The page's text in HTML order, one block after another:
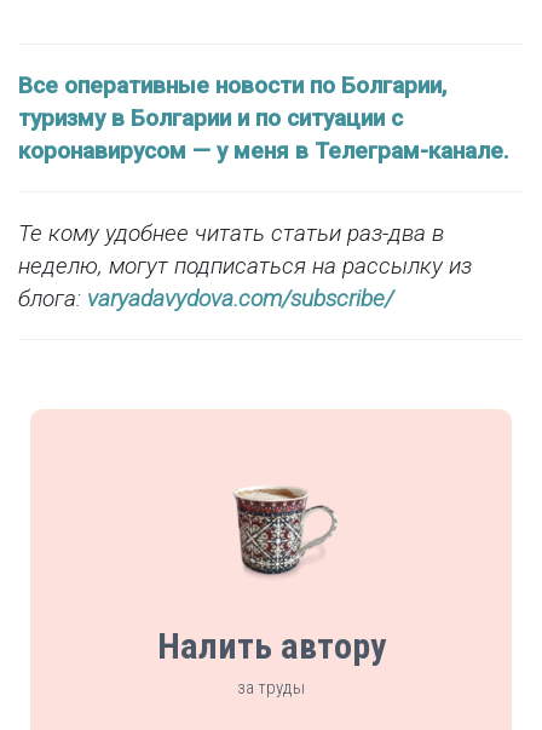
Все оперативные новости по Болгарии,
туризму в Болгарии и по ситуации с
коронавирусом — у меня в Телеграм-канале.
Те кому удобнее читать статьи раз-два в
неделю, могут подписаться на рассылку из
блога: varyadavydova.com/subscribe/
Налить автору
за труды